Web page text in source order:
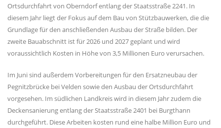
Ortsdurchfahrt von Oberndorf entlang der Staatsstraße 2241. In
diesem Jahr liegt der Fokus auf dem Bau von Stützbauwerken, die die
Grundlage für den anschließenden Ausbau der Straße bilden. Der
zweite Bauabschnitt ist für 2026 und 2027 geplant und wird
voraussichtlich Kosten in Höhe von 3,5 Millionen Euro verursachen.
Im Juni sind außerdem Vorbereitungen für den Ersatzneubau der
Pegnitzbrücke bei Velden sowie den Ausbau der Ortsdurchfahrt
vorgesehen. Im südlichen Landkreis wird in diesem Jahr zudem die
Deckensanierung entlang der Staatsstraße 2401 bei Burgthann
durchgeführt. Diese Arbeiten kosten rund eine halbe Million Euro und